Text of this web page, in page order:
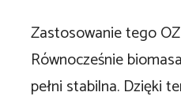
Zastosowanie tego
Równocześnie
pełni stabilna. Dzięki